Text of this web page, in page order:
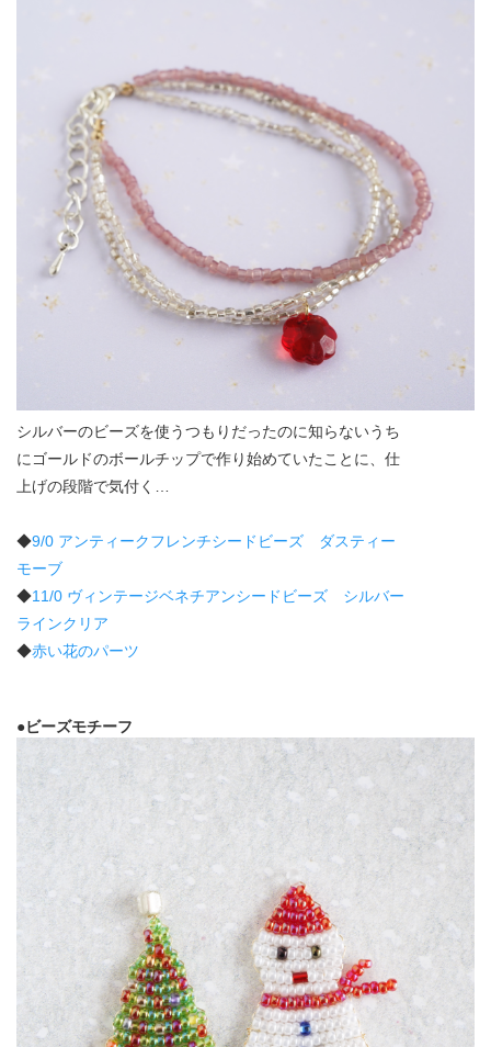
シルバーのビーズを使うつもりだったのに知らないうち
にゴールドのボールチップで作り始めていたことに、仕
上げの段階で気付く…
◆9/0 アンティークフレンチシードビーズ ダスティー
モーブ
◆11/0 ヴィンテージベネチアンシードビーズ シルバー
ラインクリア
◆赤い花のパーツ
●ビーズモチーフ